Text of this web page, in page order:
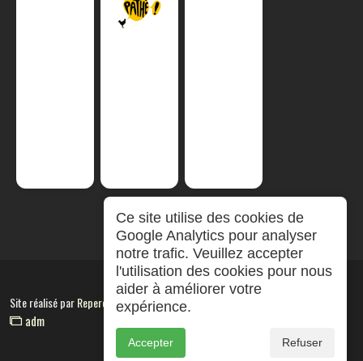
Site réalisé parRepereCom
adm
Ce site utilise des cookies de
Google Analytics pour analyser
notre trafic. Veuillez accepter
l'utilisation des cookies pour nous
aider à améliorer votre
expérience.
Accepter Refuser